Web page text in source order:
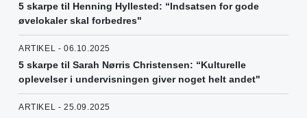
5 skarpe til Henning Hyllested: “Indsatsen for gode
øvelokaler skal forbedres"
ARTIKEL - 06.10.2025
5 skarpe til Sarah Nørris Christensen: “Kulturelle
oplevelser i undervisningen giver noget helt andet"
ARTIKEL - 25.09.2025